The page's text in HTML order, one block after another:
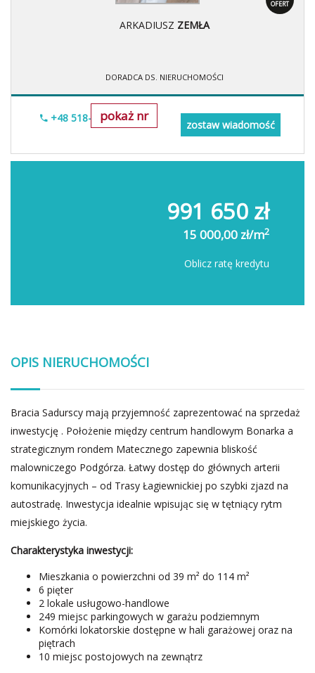
OFERT
ARKADIUSZ ZEMŁA
DORADCA DS. NIERUCHOMOŚCI
pokaż nr
+48 518-706-552
zostaw wiadomość
991 650 zł
15 000,00 zł/m2
Oblicz ratę kredytu
OPIS NIERUCHOMOŚCI
Bracia Sadurscy mają przyjemność zaprezentować na sprzedaż
inwestycję . Położenie między centrum handlowym Bonarka a
strategicznym rondem Matecznego zapewnia bliskość
malowniczego Podgórza. Łatwy dostęp do głównych arterii
komunikacyjnych – od Trasy Łagiewnickiej po szybki zjazd na
autostradę. Inwestycja idealnie wpisując się w tętniący rytm
miejskiego życia.
Charakterystyka inwestycji:
Mieszkania o powierzchni od 39 m² do 114 m²
6 pięter
2 lokale usługowo-handlowe
249 miejsc parkingowych w garażu podziemnym
Komórki lokatorskie dostępne w hali garażowej oraz na
piętrach
10 miejsc postojowych na zewnątrz